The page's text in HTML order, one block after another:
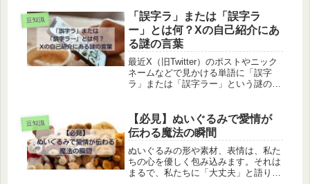
豆知識
「誤字ラ」または「誤字ラ
ー」とは何？Xの自己紹介にあ
る謎の言葉
最近X（旧Twitter）のポストやニック
ネームなどで見かける単語に「誤字
ラ」または「誤字ラー」という謎の言
のもあります。語感がまさに「ゴジ
ラ」ぽいのでゴジラに関することな...
豆知識
【必見】ぬいぐるみで愛情が
伝わる魔法の瞬間
ぬいぐるみの形や素材、表情は、私た
ちの心を優しく包み込みます。それは
まるで、私たちに「大丈夫」と語りか